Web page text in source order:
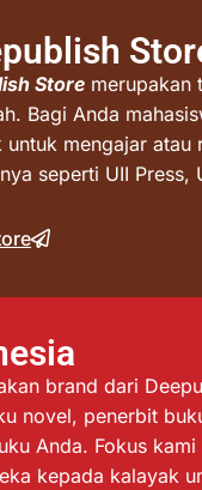
Store merupakan
Bagi Anda
mengajar
seperti UII Press,
brand dari
novel, penerbit
Anda. Fokus
kepada kalayak